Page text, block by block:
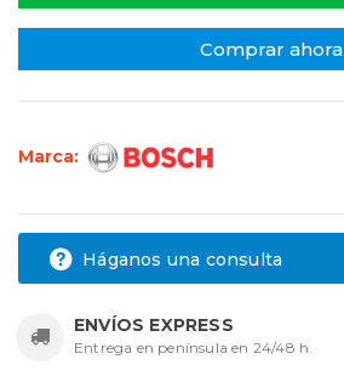
Comprar ahora
Marca:
Háganos una consulta
ENVÍOS EXPRESS
Entrega en península en 24/48 h.